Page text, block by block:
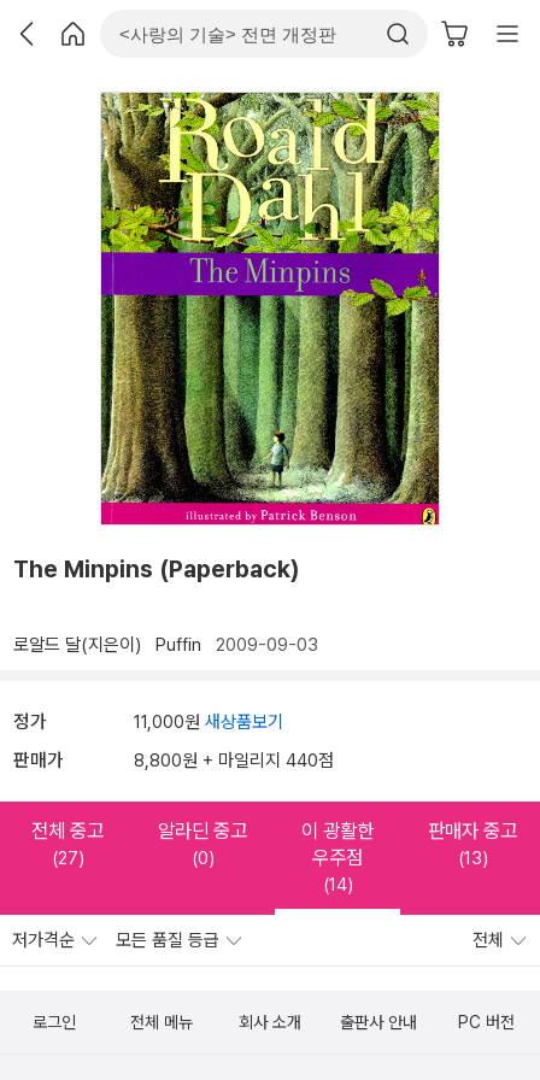
The Minpins (Paperback)
로알드 달(지은이) Puffin 2009-09-03
정가 11,000원 새상품보기
판매가 8,800원 + 마일리지 440점
전체 중고
(27)
알라딘 중고
(0)
이 광활한
우주점
(14)
판매자 중고
(13)
저가격순 모든 품질 등급 전체
로그인 전체 메뉴 회사 소개 출판사 안내 PC 버전